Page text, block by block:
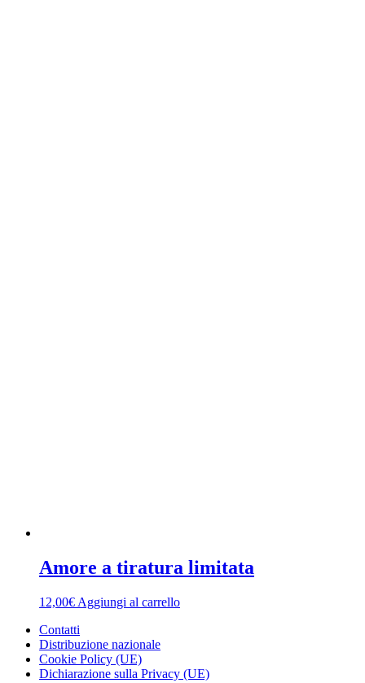
Amore a tiratura limitata
12,00€ Aggiungi al carrello
Contatti
Distribuzione nazionale
Cookie Policy (UE)
Dichiarazione sulla Privacy (UE)